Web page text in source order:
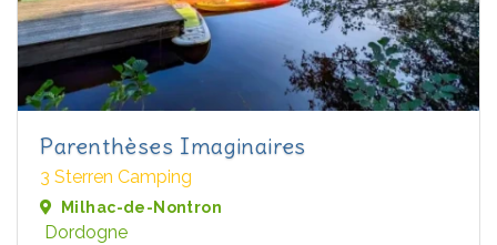
Parenthèses Imaginaires
3 Sterren Camping
Milhac-de-Nontron
Dordogne